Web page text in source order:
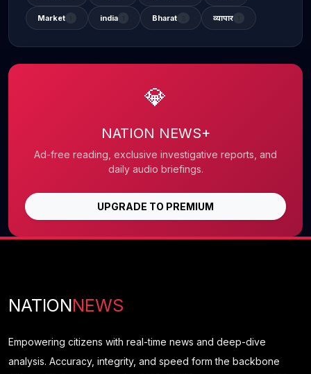
Market india Bharat व्यापार
💎
NATION NEWS+
Ad-free reading, exclusive investigative reports, and
daily audio briefings.
UPGRADE TO PREMIUM
NATIONNEWS
Empowering citizens with real-time news and deep-dive
analysis. Accuracy, integrity, and speed form the backbone